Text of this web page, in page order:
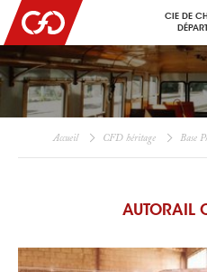
CIE DE
Accueil CFD héritage Base
AUTORAIL